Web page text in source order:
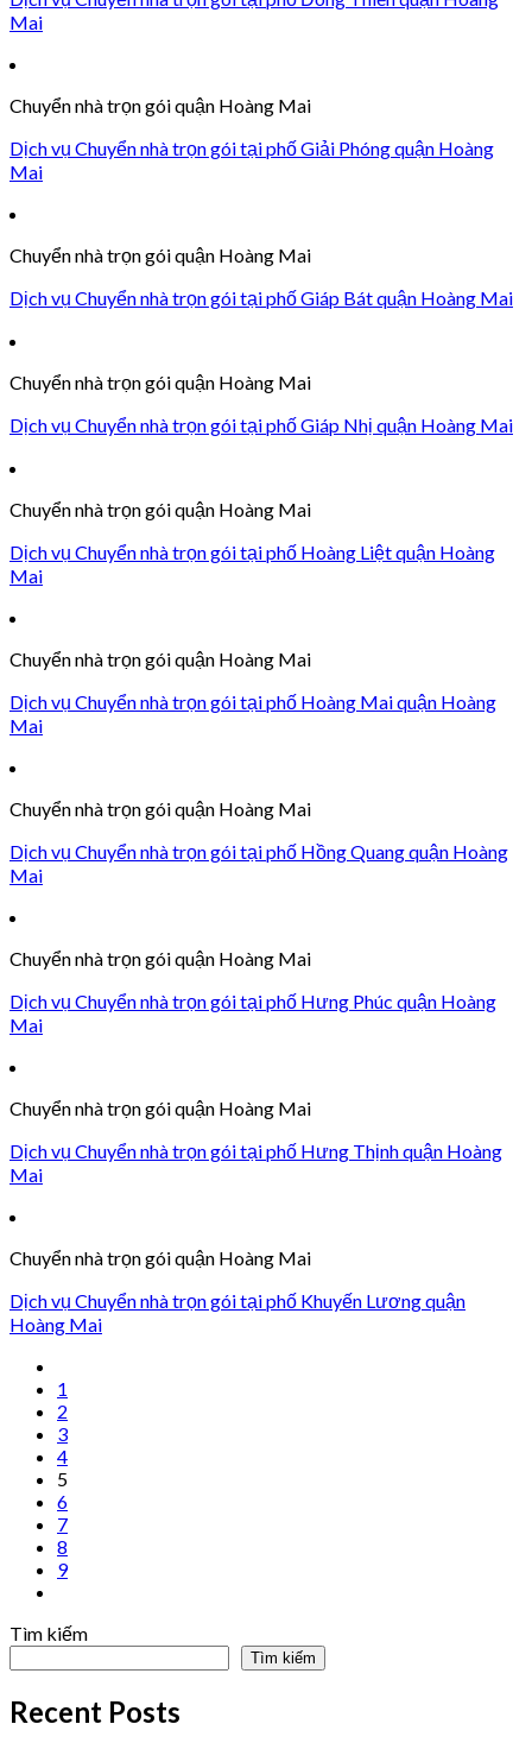
Mai
Chuyển nhà trọn gói quận Hoàng Mai
Dịch vụ Chuyển nhà trọn gói tại phố Giải Phóng quận Hoàng
Mai
Chuyển nhà trọn gói quận Hoàng Mai
Dịch vụ Chuyển nhà trọn gói tại phố Giáp Bát quận Hoàng Mai
Chuyển nhà trọn gói quận Hoàng Mai
Dịch vụ Chuyển nhà trọn gói tại phố Giáp Nhị quận Hoàng Mai
Chuyển nhà trọn gói quận Hoàng Mai
Dịch vụ Chuyển nhà trọn gói tại phố Hoàng Liệt quận Hoàng
Mai
Chuyển nhà trọn gói quận Hoàng Mai
Dịch vụ Chuyển nhà trọn gói tại phố Hoàng Mai quận Hoàng
Mai
Chuyển nhà trọn gói quận Hoàng Mai
Dịch vụ Chuyển nhà trọn gói tại phố Hồng Quang quận Hoàng
Mai
Chuyển nhà trọn gói quận Hoàng Mai
Dịch vụ Chuyển nhà trọn gói tại phố Hưng Phúc quận Hoàng
Mai
Chuyển nhà trọn gói quận Hoàng Mai
Dịch vụ Chuyển nhà trọn gói tại phố Hưng Thịnh quận Hoàng
Mai
Chuyển nhà trọn gói quận Hoàng Mai
Dịch vụ Chuyển nhà trọn gói tại phố Khuyến Lương quận
Hoàng Mai
1
2
3
4
5
6
7
8
9
Tìm kiếm
Tìm kiếm
Recent Posts